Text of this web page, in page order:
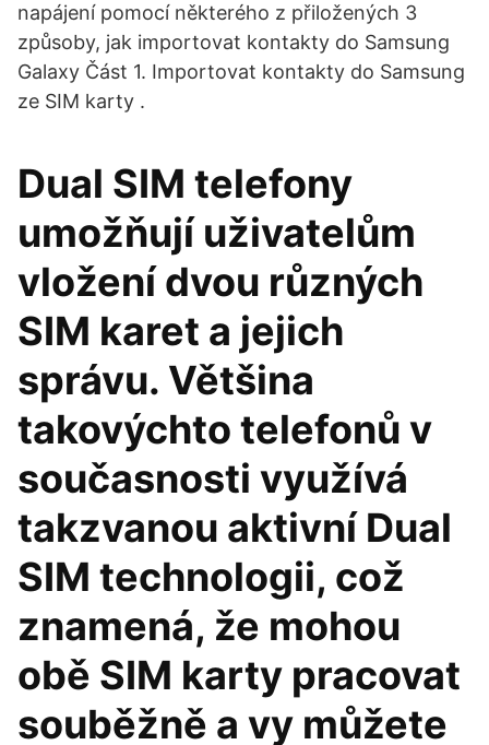
napájení pomocí některého z přiložených 3
způsoby, jak importovat kontakty do Samsung
Galaxy Část 1. Importovat kontakty do Samsung
ze SIM karty .
Dual SIM telefony
umožňují uživatelům
vložení dvou různých
SIM karet a jejich
správu. Většina
takovýchto telefonů v
současnosti využívá
takzvanou aktivní Dual
SIM technologii, což
znamená, že mohou
obě SIM karty pracovat
souběžně a vy můžete